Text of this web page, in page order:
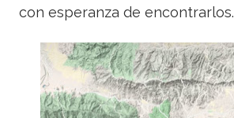
con esperanza de encontrarlos.